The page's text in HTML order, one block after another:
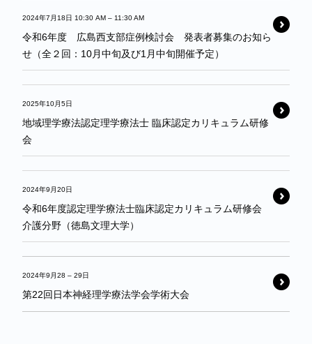
2024年7月18日 10:30 AM – 11:30 AM
令和6年度 広島西支部症例検討会 発表者募集のお知ら
せ（全２回：10月中旬及び1月中旬開催予定）
2025年10月5日
地域理学療法認定理学療法士 臨床認定カリキュラム研修
会
2024年9月20日
令和6年度認定理学療法士臨床認定カリキュラム研修会
介護分野（徳島文理大学）
2024年9月28 – 29日
第22回日本神経理学療法学会学術大会